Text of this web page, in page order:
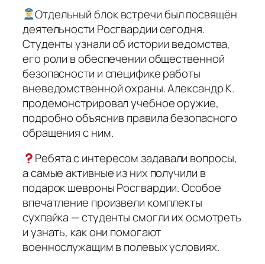
Отдельный блок встречи был посвящён
деятельности Росгвардии сегодня.
Студенты узнали об истории ведомства,
его роли в обеспечении общественной
безопасности и специфике работы
вневедомственной охраны. Александр К.
продемонстрировал учебное оружие,
подробно объяснив правила безопасного
обращения с ним.
Ребята с интересом задавали вопросы,
а самые активные из них получили в
подарок шевроны Росгвардии. Особое
впечатление произвели комплекты
сухпайка — студенты смогли их осмотреть
и узнать, как они помогают
военнослужащим в полевых условиях.